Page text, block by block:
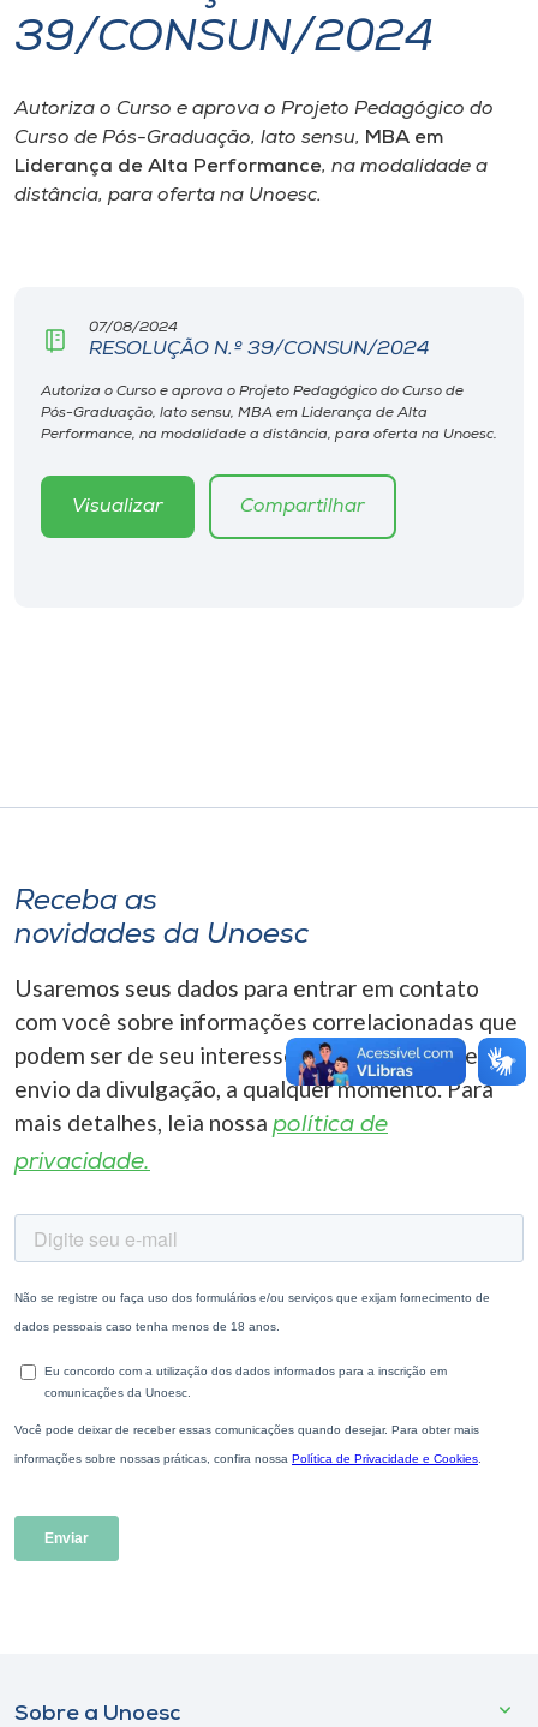
I.nova
Diplomados
Cultura
Biblioteca
Editora
Rádio
A+
39/CONSUN/2024
Autoriza o Curso e aprova o Projeto Pedagógico do
Curso de Pós-Graduação, lato sensu, MBA em
Liderança de Alta Performance, na modalidade a
distância, para oferta na Unoesc.
07/08/2024
RESOLUÇÃO N.º 39/CONSUN/2024
Autoriza o Curso e aprova o Projeto Pedagógico do Curso de
Pós-Graduação, lato sensu, MBA em Liderança de Alta
Performance, na modalidade a distância, para oferta na Unoesc.
Visualizar Compartilhar
Receba as
novidades da Unoesc
Usaremos seus dados para entrar em contato
com você sobre informações correlacionadas que
podem ser de seu interesse. Você pode cancelar o
envio da divulgação, a qualquer momento. Para
mais detalhes, leia nossa política de
privacidade.
Sobre a Unoesc